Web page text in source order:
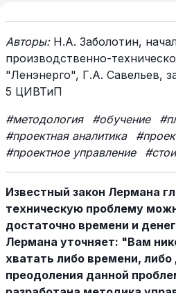
Авторы:Н.А. Заболотин,
производственно-
"Ленэнерго", Г.А. Савельев,
5 ЦИВТиП
#методология
#обучение
#проектная аналитика
#проектное управление
Известный закон Лермана
техническую проблему
достаточно времени и
Лермана уточняет: "Вам
хватать либо времени,
преодоления данной